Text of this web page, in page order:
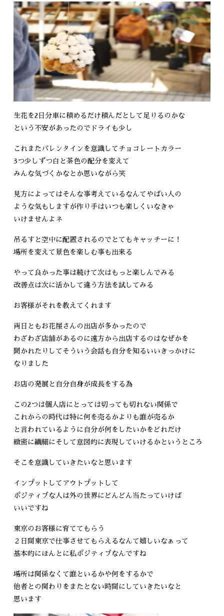
生花を2日分車に積めるだけ積んだとして足りるのかな
という不安があったのでドライも少し
これまたバレンタインを意識してチョコレートカラー
3つ少しずつ白と茶色の配分を変えて
みんな気づくかなとか思いながら笑
見方によってはそんな事考えているなんてやばい人の
ような気もしますが作り手はいつも楽しくいなきゃ
いけませんよネ
吊るすと空中に配置されるのでとてもキャッチーに！
場所を変えて景色を楽しむ事も出来る
やって良かった事は続けて次はもっと楽しんでみる
改善点は次に活かして違う方法を試してみる
お客様がそれを教えてくれます
両日ともお花屋さんの出店が多かったので
わざわざ店舗があるのに遠方から出店するのはなぜかを
聞かれたりしてそういう会話も自分を知るいいきっかけに
なりました
お店の発展と自分自身が成長をする為
この2つは個人店にとっては切っても切れない関係で
これからの時代は特に何を売るかよりも誰が売るか
と言われているように自分が何をしたいかをどれだけ
緻密に繊細にそして意図的に表現していけるかというところ
そこを意識していきたいなと思います
インプットしてアウトプットして
ポジティブな人は外の世界にどんどん当たっていけば
いいですね
東京のお客様に育ててもらう
２日間東京で仕事させてもらえるなんて嬉しいなぁって
基本的にほんとに私ポジティブなんですね
場所は関係なくて誰といるかや何をするかで
他者との関わりをまたとない時間にしていきたいなと
思います